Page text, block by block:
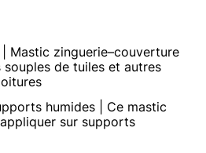
Mastic zinguerie–couverture
souples de tuiles et autres
humides | Ce mastic
sur supports